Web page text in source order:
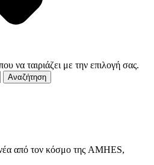
να ταιριάζει με την επιλογή σας.
Αναζήτηση
νέα από τον κόσμο της AMHES,